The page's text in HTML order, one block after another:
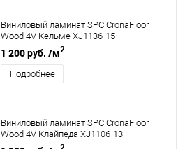
Виниловый ламинат SPC CronaFloor
Wood 4V Кельме XJ1136-15
1 200 руб. /м2
Подробнее
Виниловый ламинат SPC CronaFloor
Wood 4V Клайпеда XJ1106-13